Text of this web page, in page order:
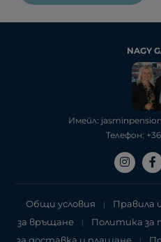
NAGY
Имейл:
Телефон:
Общи условия | Правила
за връщане
| Политика за
за доставка и плащане